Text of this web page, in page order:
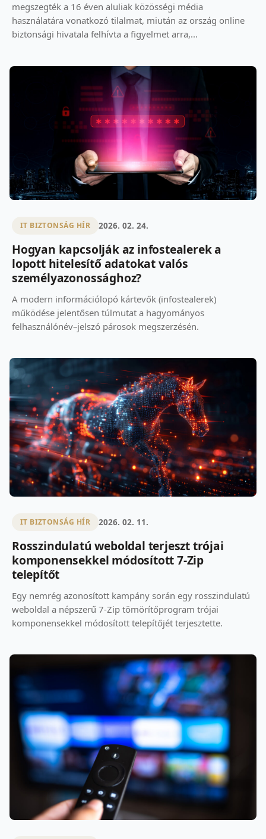
megszegték a 16 éven aluliak közösségi média
használatára vonatkozó tilalmat, miután az ország online
biztonsági hivatala felhívta a figyelmet arra,...
IT BIZTONSÁG HÍR 2026. 02. 24.
Hogyan kapcsolják az infostealerek a
lopott hitelesítő adatokat valós
személyazonossághoz?
A modern információlopó kártevők (infostealerek)
működése jelentősen túlmutat a hagyományos
felhasználónév–jelszó párosok megszerzésén.
IT BIZTONSÁG HÍR 2026. 02. 11.
Rosszindulatú weboldal terjeszt trójai
komponensekkel módosított 7-Zip
telepítőt
Egy nemrég azonosított kampány során egy rosszindulatú
weboldal a népszerű 7-Zip tömörítőprogram trójai
komponensekkel módosított telepítőjét terjesztette.